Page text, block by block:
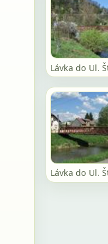
Lávka do Ul.
Lávka do Ul.